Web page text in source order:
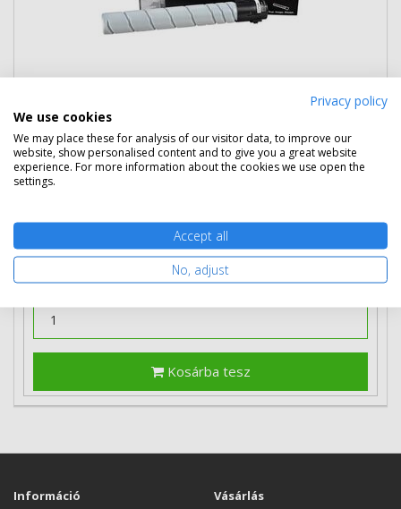
Több darabos ár
2 db92 290 Ft (bruttó 117 208 Ft) / db
Rendelésre Mikor kapom meg?
Ingyenes szállítás
Kosárba tesz
Információ Vásárlás
Privacy policy
We use cookies
We may place these for analysis of our visitor data, to improve our
website, show personalised content and to give you a great website
experience. For more information about the cookies we use open the
settings.
Accept all
No, adjust